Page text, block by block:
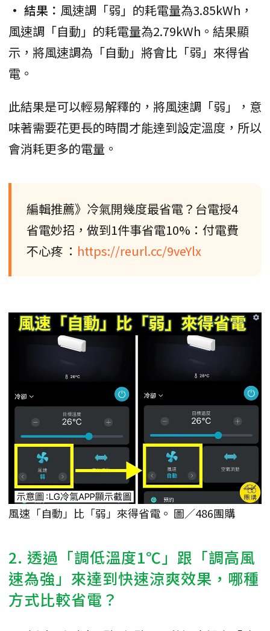
• 結果： 風速調「弱」的耗電量為3.85kWh，
風速調「自動」的耗電量為2.79kWh。結果顯
示，將風速調為「自動」將會比「弱」來得省
電。
此結果是可以輕易解釋的，將風速調「弱」，意
味著需要花更長的時間才能達到設定溫度，所以
會消耗更多的電量。
編輯推薦》冷氣開幾度最省電？台電授4
省電妙招，做到1件事省電10%：付電費
不心疼 ： https://reurl.cc/9veYlx
風速「自動」比「弱」來得省電。 圖／486團購
2. 透過「調低溫度1℃」跟「調高風
速為強」來達到快速涼爽效果，哪種
方式比較省電？